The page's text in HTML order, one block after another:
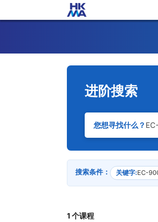
进阶搜索
您想寻找什么？
搜索条件： 关键字:EC-
1 个课程